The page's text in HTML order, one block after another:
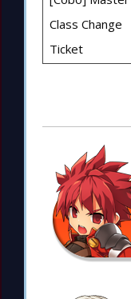
Class Change
Ticket